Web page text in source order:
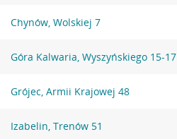
Chynów, Wolskiej 7
Góra Kalwaria, Wyszyńskiego 15-17
Grójec, Armii Krajowej 48
Izabelin, Trenów 51